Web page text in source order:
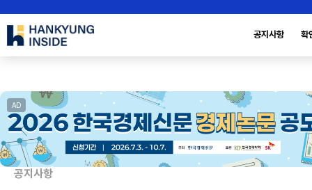
공지사항 확
AD
공지사항